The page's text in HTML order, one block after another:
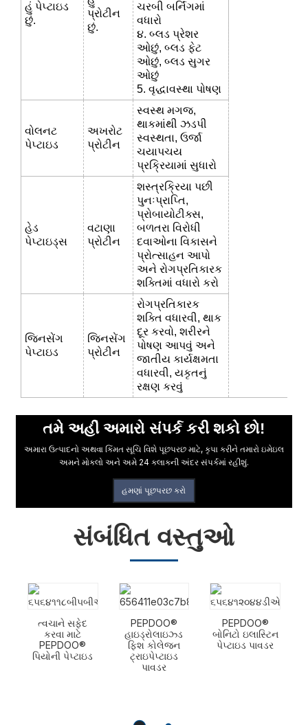
હું પેપ્ટાઇડ
છું.
પ્રોટીન
છું.
ચરબી બર્નિંગમાં
વધારો
૪. બ્લડ પ્રેશર
ઓછું, બ્લડ ફેટ
ઓછું, બ્લડ સુગર
ઓછું
5. વૃદ્ધાવસ્થા પોષણ
વોલનટ
પેપ્ટાઇડ
અખરોટ
પ્રોટીન
સ્વસ્થ મગજ,
થાકમાંથી ઝડપી
સ્વસ્થતા, ઉર્જા
ચયાપચય
પ્રક્રિયામાં સુધારો
હેડ
પેપ્ટાઇડ્સ
વટાણા
પ્રોટીન
શસ્ત્રક્રિયા પછી
પુનઃપ્રાપ્તિ,
પ્રોબાયોટીક્સ,
બળતરા વિરોધી
દવાઓના વિકાસને
પ્રોત્સાહન આપો
અને રોગપ્રતિકારક
શક્તિમાં વધારો કરો
જિનસેંગ
પેપ્ટાઇડ
જિનસેંગ
પ્રોટીન
રોગપ્રતિકારક
શક્તિ વધારવી, થાક
દૂર કરવો, શરીરને
પોષણ આપવું અને
જાતીય કાર્યક્ષમતા
વધારવી, યકૃતનું
રક્ષણ કરવું
તમે અહીં અમારો સંપર્ક કરી શકો છો!
અમારા ઉત્પાદનો અથવા કિંમત સૂચિ વિશે પૂછપરછ માટે, કૃપા કરીને તમારો ઇમેઇલ
અમને મોકલો અને અમે 24 કલાકની અંદર સંપર્કમાં રહીશું.
હમણાં પૂછપરછ કરો
સંબંધિત વસ્તુઓ
ત્વચાને સફેદ
કરવા માટે
PEPDOO®
પિયોની પેપ્ટાઇડ
PEPDOO®
હાઇડ્રોલાઇઝ્ડ
ફિશ કોલેજન
ટ્રાઇપેપ્ટાઇડ
પાવડર
PEPDOO®
બોનિટો ઇલાસ્ટિન
પેપ્ટાઇડ પાવડર